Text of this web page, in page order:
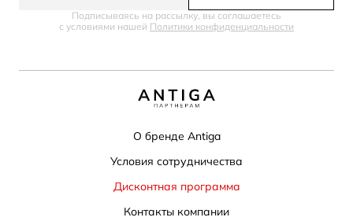
Подписываясь на рассылку, вы соглашаетесь
с условиями нашей Политики конфиденциальности
О бренде Antiga
Условия сотрудничества
Дисконтная программа
Контакты компании